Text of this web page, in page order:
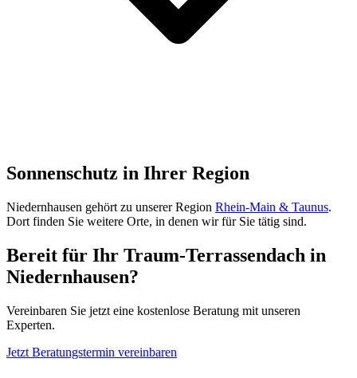
Sonnenschutz in Ihrer Region
Niedernhausen gehört zu unserer Region Rhein-Main & Taunus.
Dort finden Sie weitere Orte, in denen wir für Sie tätig sind.
Bereit für Ihr Traum-Terrassendach in
Niedernhausen?
Vereinbaren Sie jetzt eine kostenlose Beratung mit unseren
Experten.
Jetzt Beratungstermin vereinbaren